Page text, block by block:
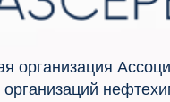
организация